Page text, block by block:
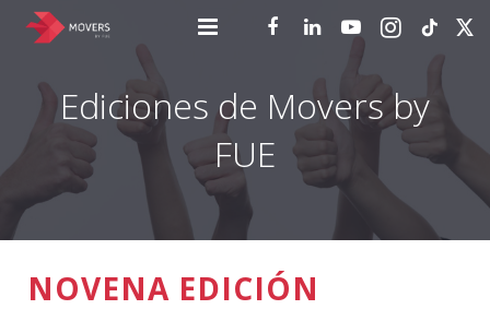
Ediciones de Movers by FUE
Empresa
Contacto
tiktok
Ediciones de Movers by
FUE
NOVENA EDICIÓN